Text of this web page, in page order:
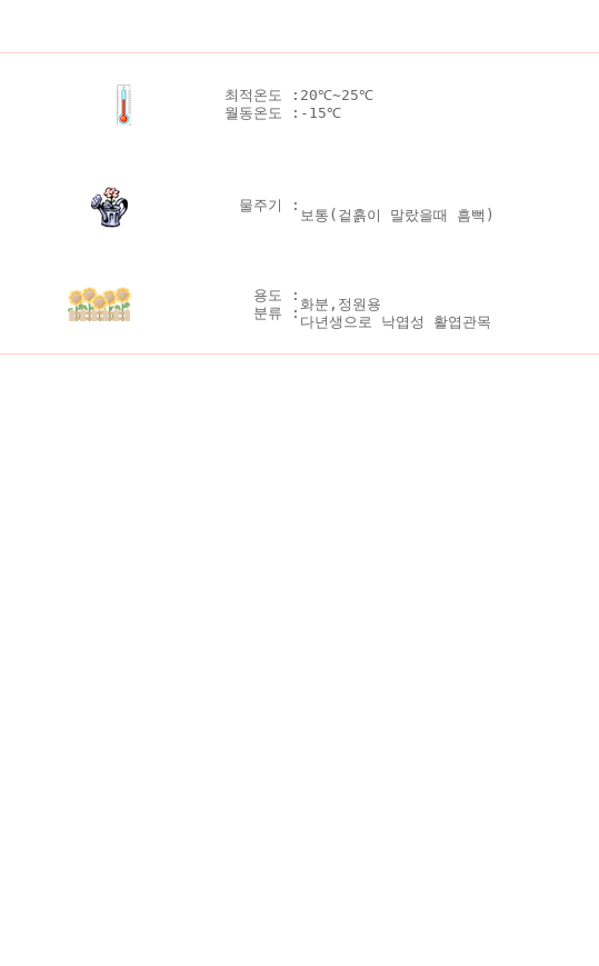
최적온도 :
월동온도 :
20℃~25℃
-15℃
물주기 :
보통(겉흙이 말랐을때 흠뻑)
용도 :
분류 :
화분,정원용
다년생으로 낙엽성 활엽관목